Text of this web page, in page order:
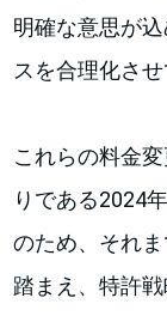
明確な意思が
スを合理化さ
これらの料金
りである2024
のため、それ
踏まえ、特許